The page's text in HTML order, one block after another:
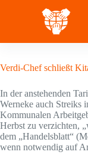
23 August
Verdi-Chef schließt
In der anstehenden
Werneke auch Streiks
Kommunalen
Herbst zu verzichten,
dem „Handelsblatt“
wenn notwendig auf